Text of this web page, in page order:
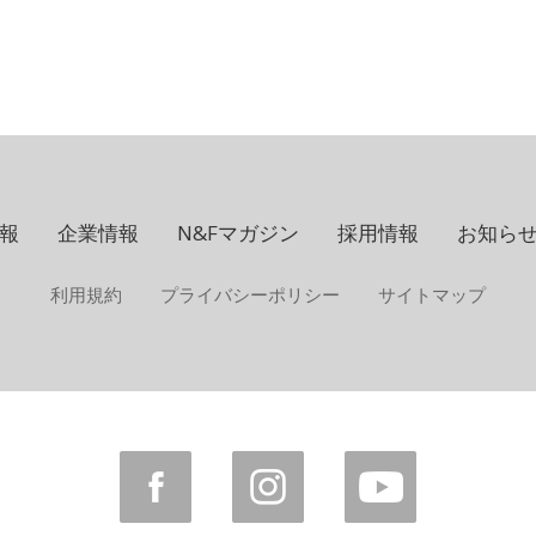
企業情報 N&Fマガジン 採用情報 お知ら
利用規約 プライバシーポリシー サイトマップ